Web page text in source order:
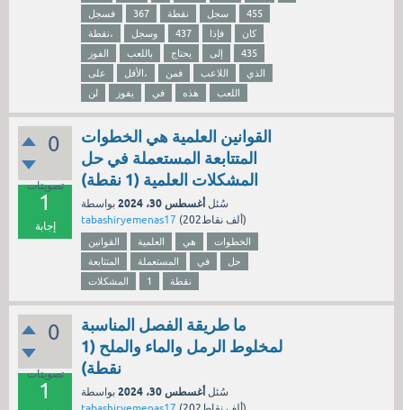
فسجل
367 نقطة سجل
455
نقطة،
وسجل 437 فإذا
كان
الفوز
باللعب يحتاج إلى
435
على
الأقل، فمن اللاعب
الذي
لن
يفوز في هذه اللعب
0
تصويتات
1
إجابة
القوانين العلمية هي الخطوات
المتتابعة المستعملة في حل
المشكلات العلمية (1 نقطة)
سُئل أغسطس 30، 2024
بواسطة
tabashiryemenas17 ( 202ألف نقاط)
القوانين العلمية هي
الخطوات
المتتابعة
المستعملة في
حل
المشكلات
1 نقطة
0
تصويتات
1
ما طريقة الفصل المناسبة
لمخلوط الرمل والماء والملح (1
نقطة)
سُئل أغسطس 30، 2024
بواسطة